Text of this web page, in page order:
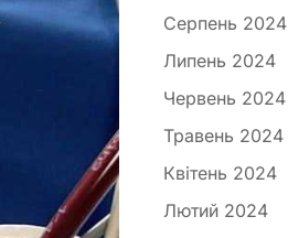
Серпень 2024
Липень 2024
Червень 2024
Травень 2024
Квітень 2024
Лютий 2024